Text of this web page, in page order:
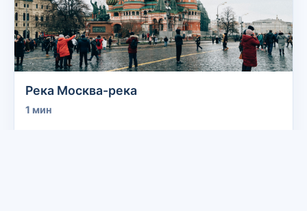
Река Москва-река
1 мин